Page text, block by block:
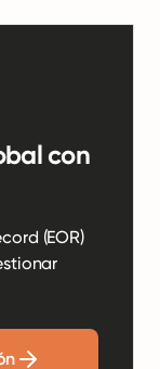
con
(EOR)